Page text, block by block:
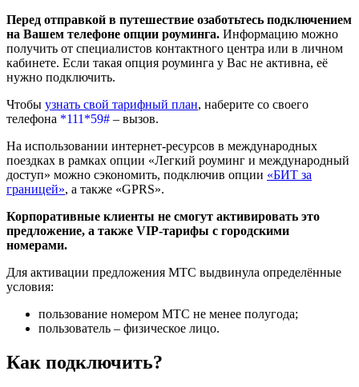
Перед отправкой в путешествие озаботьтесь подключением
на Вашем телефоне опции роуминга. Информацию можно
получить от специалистов контактного центра или в личном
кабинете. Если такая опция роуминга у Вас не активна, её
нужно подключить.
Чтобы узнать свой тарифный план, наберите со своего
телефона *111*59# – вызов.
На использовании интернет-ресурсов в международных
поездках в рамках опции «Легкий роуминг и международный
доступ» можно сэкономить, подключив опции «БИТ за
границей», а также «GPRS».
Корпоративные клиенты не смогут активировать это
предложение, а также VIP-тарифы с городскими
номерами.
Для активации предложения МТС выдвинула определённые
условия:
пользование номером МТС не менее полугода;
пользователь – физическое лицо.
Как подключить?